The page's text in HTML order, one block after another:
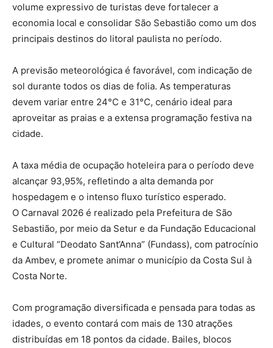
volume expressivo de turistas deve fortalecer a
economia local e consolidar São Sebastião como um dos
principais destinos do litoral paulista no período.
A previsão meteorológica é favorável, com indicação de
sol durante todos os dias de folia. As temperaturas
devem variar entre 24°C e 31°C, cenário ideal para
aproveitar as praias e a extensa programação festiva na
cidade.
A taxa média de ocupação hoteleira para o período deve
alcançar 93,95%, refletindo a alta demanda por
hospedagem e o intenso fluxo turístico esperado.
O Carnaval 2026 é realizado pela Prefeitura de São
Sebastião, por meio da Setur e da Fundação Educacional
e Cultural “Deodato Sant’Anna” (Fundass), com patrocínio
da Ambev, e promete animar o município da Costa Sul à
Costa Norte.
Com programação diversificada e pensada para todas as
idades, o evento contará com mais de 130 atrações
distribuídas em 18 pontos da cidade. Bailes, blocos